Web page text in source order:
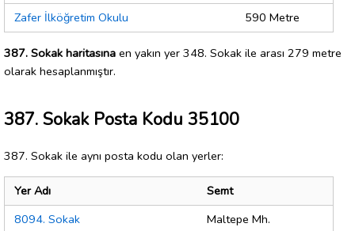
Zafer İlköğretim Okulu
590 Metre
387. Sokak haritasına en yakın yer 348. Sokak ile arası 279 metre
olarak hesaplanmıştır.
387. Sokak Posta Kodu 35100
387. Sokak ile aynı posta kodu olan yerler:
Yer Adı
Semt
8094. Sokak
Maltepe Mh.